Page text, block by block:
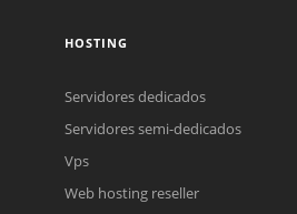
Reunión online
HOSTING
Servidores dedicados
Servidores semi-dedicados
Vps
Web hosting reseller